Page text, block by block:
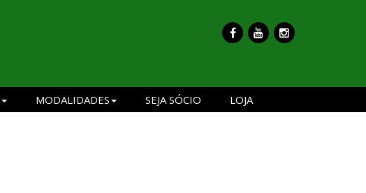
MODALIDADES SEJA SÓCIO LOJA